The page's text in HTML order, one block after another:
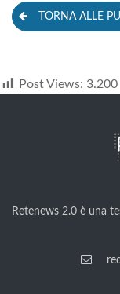
TORNA ALLE
Post Views: 3.200
Retenews 2.0 è una